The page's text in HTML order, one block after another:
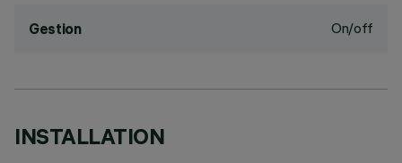
Gestion On/off
INSTALLATION